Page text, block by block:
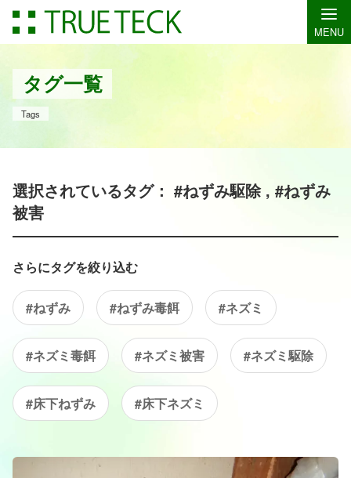
MENU
タグ一覧
Tags
選択されているタグ： #ねずみ駆除 , #ねずみ
被害
さらにタグを絞り込む
#ねずみ #ねずみ毒餌 #ネズミ
#ネズミ毒餌 #ネズミ被害 #ネズミ駆除
#床下ねずみ #床下ネズミ